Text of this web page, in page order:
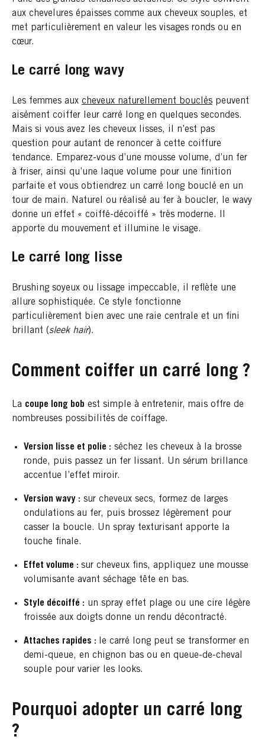
aux chevelures épaisses comme aux cheveux souples, et
met particulièrement en valeur les visages ronds ou en
cœur.
Le carré long wavy
Les femmes aux ​​ cheveux naturellement bouclés peuvent
aisément coiffer leur carré long en quelques secondes.
Mais si vous avez les cheveux lisses, il n’est pas
question pour autant de renoncer à cette coiffure
tendance. Emparez-vous d’une mousse volume, d’un fer
à friser, ainsi qu’une laque volume pour une finition
parfaite et vous obtiendrez un carré long bouclé en un
tour de main. Naturel ou réalisé au fer à boucler, le wavy
donne un effet « coiffé-décoiffé » très moderne. Il
apporte du mouvement et illumine le visage.
Le carré long lisse
Brushing soyeux ou lissage impeccable, il reflète une
allure sophistiquée. Ce style fonctionne
particulièrement bien avec une raie centrale et un fini
brillant (sleek hair).
Comment coiffer un carré long ?
La coupe long bob est simple à entretenir, mais offre de
nombreuses possibilités de coiffage.
Version lisse et polie : séchez les cheveux à la brosse
ronde, puis passez un fer lissant. Un sérum brillance
accentue l’effet miroir.
Version wavy : sur cheveux secs, formez de larges
ondulations au fer, puis brossez légèrement pour
casser la boucle. Un spray texturisant apporte la
touche finale.
Effet volume : sur cheveux fins, appliquez une mousse
volumisante avant séchage tête en bas.
Style décoiffé : un spray effet plage ou une cire légère
froissée aux doigts donne un rendu décontracté.
Attaches rapides :
le carré long peut se transformer en
demi-queue, en chignon bas ou en queue-de-cheval
souple pour varier les looks.
Pourquoi adopter un carré long
?